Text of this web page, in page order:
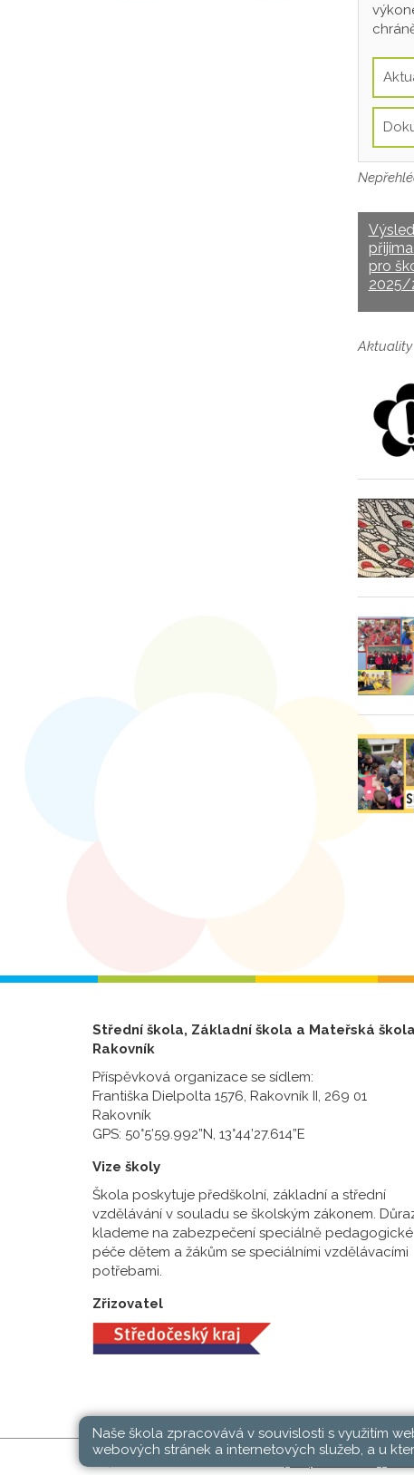
pro
2025/
Aktuality
Střední škola, Základní škola a Mateřská škola
Rakovník
Příspěvková organizace se sídlem:
Františka Dielpolta 1576, Rakovník II, 269 01
Rakovník
GPS: 50°5’59.992”N, 13°44’27.614”E
Vize školy
Škola poskytuje předškolní, základní a střední
vzdělávání v souladu se školským zákonem.
klademe na zabezpečení speciálně pedagogické
péče dětem a žákům se speciálními vzdělávacími
potřebami.
Zřizovatel
SŠ, ZŠ a MŠ Rakovník © 2026 | Mapa stránek
Naše škola zpracovává v souvislosti s využitím
webových stránek a internetových služeb, a u